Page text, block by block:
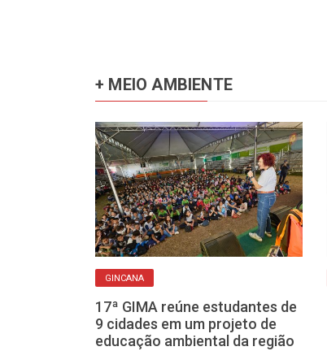
+ MEIO AMBIENTE
GINCANA
17ª GIMA reúne estudantes de
9 cidades em um projeto de
educação ambiental da região